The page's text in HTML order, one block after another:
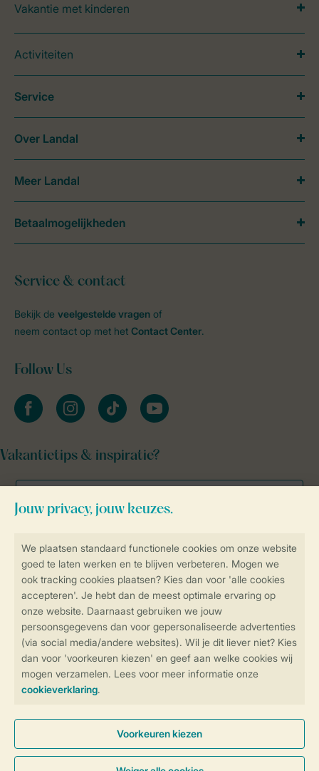
Controle over jouw gegevens &
Instellingen wijzigen
Veilig en snel online boeken
Veilige gegevensoverdracht
Veilige betaling
Vakantie met kinderen
Activiteiten
Service & contact
Bekijk de veelgestelde vragen of
neem contact op met het Contact Center.
Follow Us
facebookinstagramtiktok youtube
Vakantietips & inspiratie?
Service
Over Landal
Meer Landal
Betaalmogelijkheden